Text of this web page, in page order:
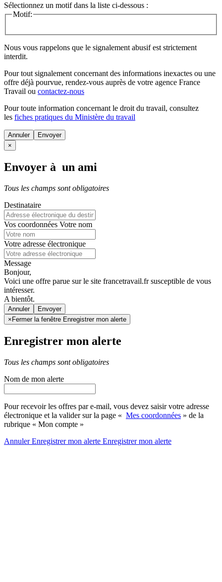
Sélectionnez un motif dans la liste ci-dessous :
Motif:
Nous vous rappelons que le signalement abusif est strictement
interdit.
Pour tout signalement concernant des informations inexactes ou une
offre déjà pourvue, rendez-vous auprès de votre agence France
Travail ou contactez-nous
Pour toute information concernant le droit du travail, consultez
les fiches pratiques du Ministère du travail
Annuler
×
Envoyer à un ami
Tous les champs sont obligatoires
Destinataire
Vos coordonnées Votre nom
Votre adresse électronique
Message
Bonjour,
Voici une offre parue sur le site francetravail.fr susceptible de vous
intéresser.
A bientôt.
Annuler
× Fermer la fenêtre Enregistrer mon alerte
Enregistrer mon alerte
Tous les champs sont obligatoires
Nom de mon alerte
Pour recevoir les offres par e-mail, vous devez saisir votre adresse
électronique et la valider sur la page « Mes coordonnées » de la
rubrique « Mon compte »
AnnulerEnregistrer mon alerte Enregistrermon alerte